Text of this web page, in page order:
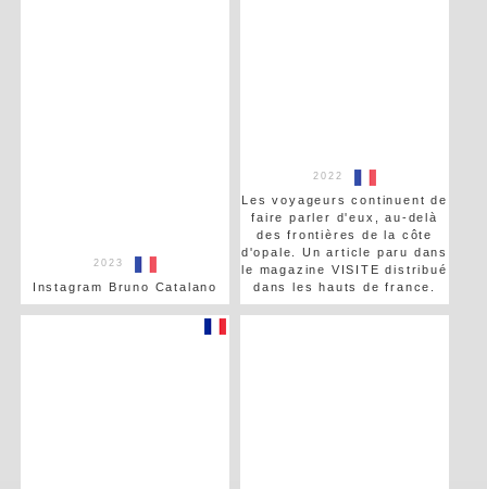
2023
Instagram Bruno Catalano
2022
Les voyageurs continuent de
faire parler d'eux, au-delà
des frontières de la côte
d'opale. Un article paru dans
le magazine VISITE distribué
dans les hauts de france.